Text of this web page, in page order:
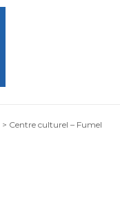
> Centre culturel – Fumel